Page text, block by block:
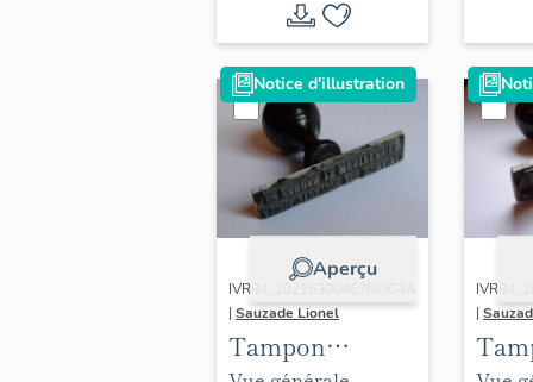
Notice d'illustration
Aperçu
IVR84_20216300467NUC4A
| Sauzade Lionel
Tampon
|